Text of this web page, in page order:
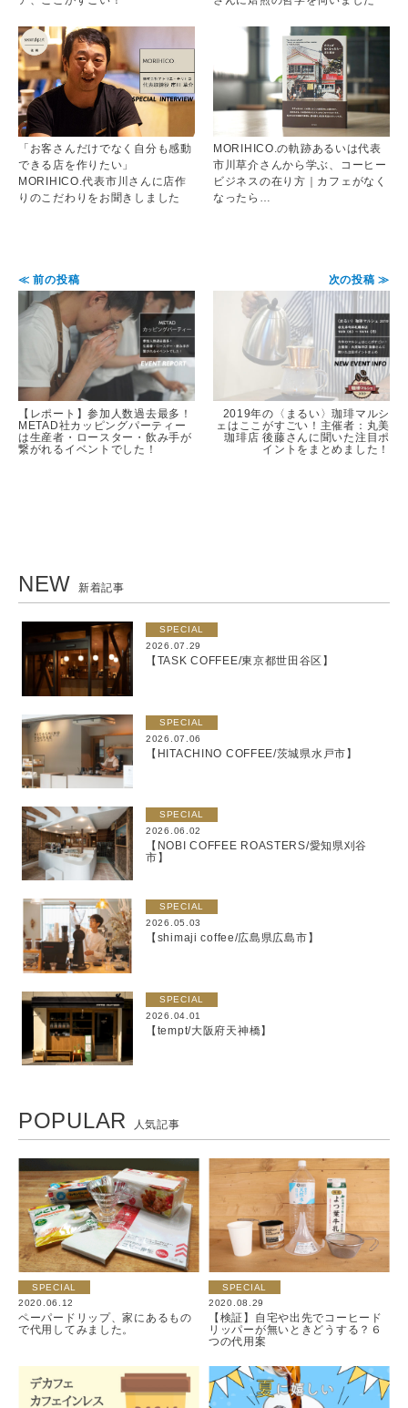
「お客さんだけでなく自分も感動
できる店を作りたい」
MORIHICO.代表市川さんに店作
りのこだわりをお聞きしました
MORIHICO.の軌跡あるいは代表
市川草介さんから学ぶ、コーヒー
ビジネスの在り方｜カフェがなく
なったら…
≪ 前の投稿
【レポート】参加人数過去最多！
METAD社カッピングパーティー
は生産者・ロースター・飲み手が
繋がれるイベントでした！
次の投稿 ≫
2019年の〈まるい〉珈琲マルシ
ェはここがすごい！主催者：丸美
珈琲店 後藤さんに聞いた注目ポ
イントをまとめました！
NEW 新着記事
SPECIAL
2026.07.29
【TASK COFFEE/東京都世田谷区】
SPECIAL
2026.07.06
【HITACHINO COFFEE/茨城県水戸市】
SPECIAL
2026.06.02
【NOBI COFFEE ROASTERS/愛知県刈谷
市】
SPECIAL
2026.05.03
【shimaji coffee/広島県広島市】
SPECIAL
2026.04.01
【tempt/大阪府天神橋】
POPULAR 人気記事
SPECIAL
2020.06.12
ペーパードリップ、家にあるもの
で代用してみました。
SPECIAL
2020.08.29
【検証】自宅や出先でコーヒード
リッパーが無いときどうする？６
つの代用案